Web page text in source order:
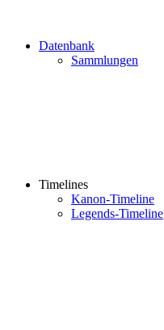
Datenbank
Sammlungen
Timelines
Kanon-Timeline
Legends-Timeline